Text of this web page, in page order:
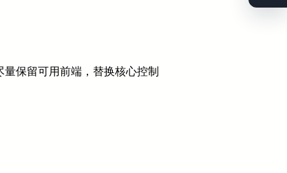
保留可用前端，替换核心控制